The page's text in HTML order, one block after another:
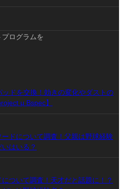
ログラムを
ドを交換！効きの変化やダストの
μ Bspec】
ドについて調査！父親は野球経験
はいる？
ついて調査！天才だと話題に！？